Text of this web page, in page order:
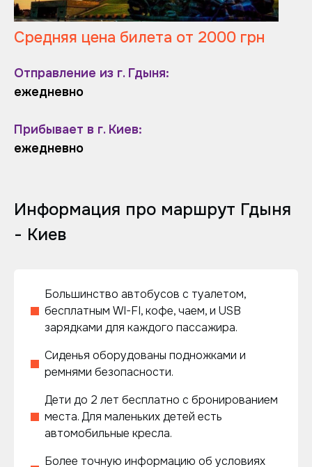
Средняя цена билета от 2000 грн
Отправление из г. Гдыня:
ежедневно
Прибывает в г. Киев:
ежедневно
Информация про маршрут Гдыня
- Киев
Большинство автобусов с туалетом,
бесплатным WI-FI, кофе, чаем, и USB
зарядками для каждого пассажира.
Сиденья оборудованы подножками и
ремнями безопасности.
Дети до 2 лет бесплатно с бронированием
места. Для маленьких детей есть
автомобильные кресла.
Более точную информацию об условиях